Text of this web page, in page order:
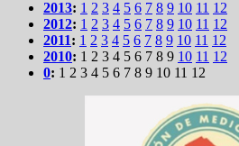
2013: 1 2 3 4 5 6 7 8 9 10 11 12
2012: 1 2 3 4 5 6 7 8 9 10 11 12
2011: 1 2 3 4 5 6 7 8 9 10 11 12
2010: 1 2 3 4 5 6 7 8 9 10 11 12
0: 1 2 3 4 5 6 7 8 9 10 11 12